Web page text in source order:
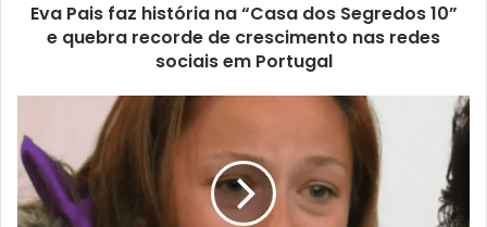
Eva Pais faz história na “Casa dos Segredos 10”
e quebra recorde de crescimento nas redes
sociais em Portugal